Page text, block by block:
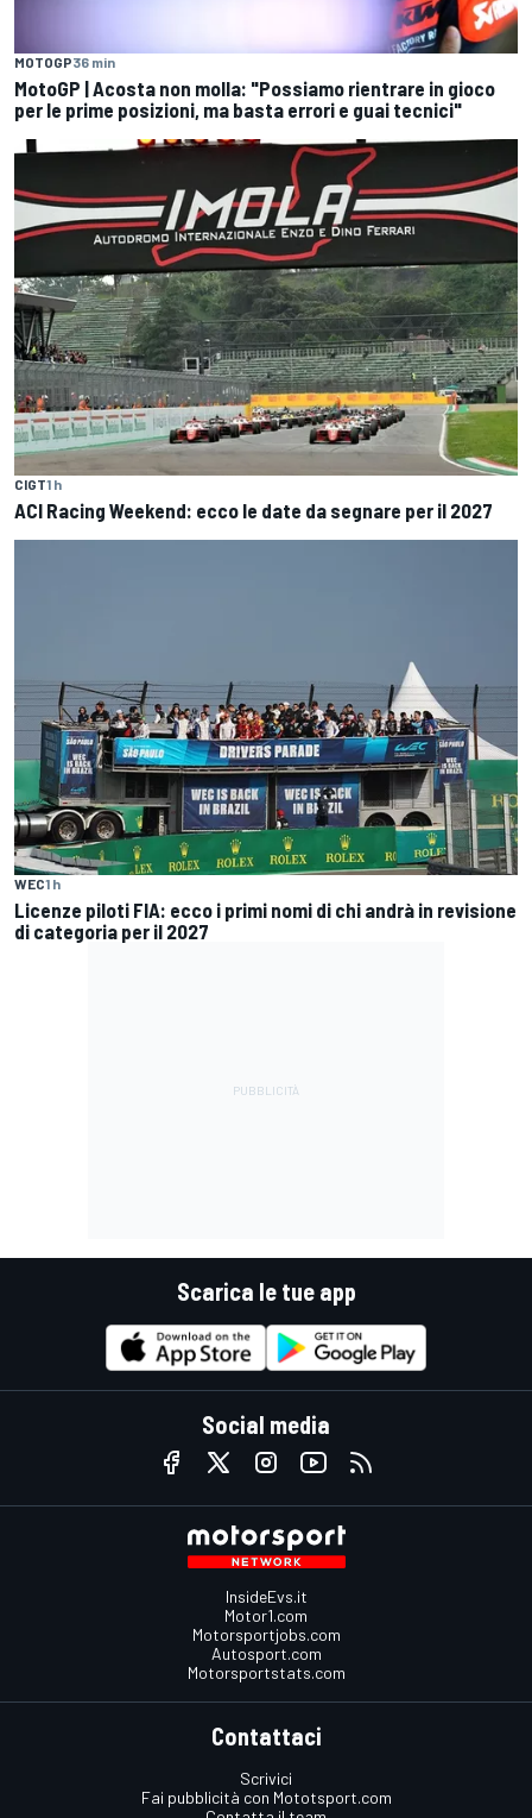
MOTOGP36 min
MotoGP | Acosta non molla: "Possiamo rientrare in gioco
per le prime posizioni, ma basta errori e guai tecnici"
CIGT1 h
ACI Racing Weekend: ecco le date da segnare per il 2027
WEC1 h
Licenze piloti FIA: ecco i primi nomi di chi andrà in revisione
di categoria per il 2027
Scarica le tue app
Social media
InsideEvs.it
Motor1.com
Motorsportjobs.com
Autosport.com
Motorsportstats.com
Contattaci
Scrivici
Fai pubblicità con Mototsport.com